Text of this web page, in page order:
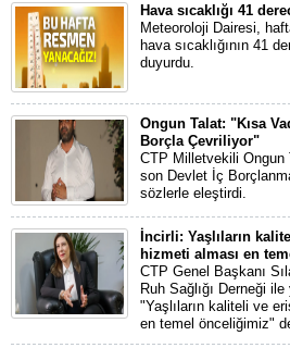
Hava sıcaklığı 41
Meteoroloji Dairesi,
hava sıcaklığının 41
duyurdu.
Ongun Talat: "Kısa
Borçla Çevriliyor"
CTP Milletvekili Ongun
son Devlet İç
sözlerle eleştirdi.
İncirli: Yaşlıların
hizmeti alması en
CTP Genel Başkanı
Ruh Sağlığı Derneği ile
"Yaşlıların kaliteli ve
en temel önceliğimiz"